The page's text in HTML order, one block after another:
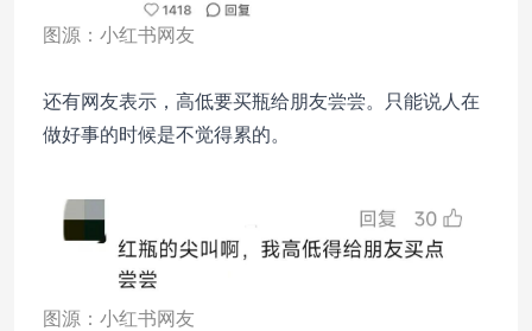
图源：小红书网友
还有网友表示，高低要买瓶给朋友尝尝。只能说人在
做好事的时候是不觉得累的。
图源：小红书网友